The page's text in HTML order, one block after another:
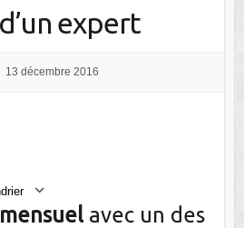
expert
13 décembre 2016
Calendrier Google
avec un des